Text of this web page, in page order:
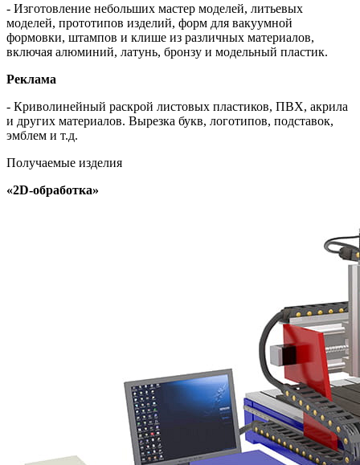
- Изготовление небольших мастер моделей, литьевых
моделей, прототипов изделий, форм для вакуумной
формовки, штампов и клише из различных материалов,
включая алюминий, латунь, бронзу и модельный пластик.
Реклама
- Криволинейный раскрой листовых пластиков, ПВХ, акрила
и других материалов. Вырезка букв, логотипов, подставок,
эмблем и т.д.
Получаемые изделия
«2D-обработка»